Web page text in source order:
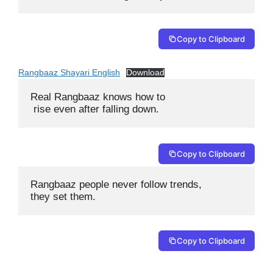
Copy to Clipboard
Rangbaaz Shayari English Download
Real Rangbaaz knows how to
rise even after falling down.
Copy to Clipboard
Rangbaaz people never follow trends,
they set them.
Copy to Clipboard